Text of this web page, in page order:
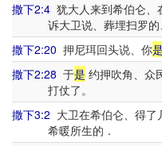
撒下2:4 犹大人来到希伯仑
诉大卫说、葬埋扫罗的、
撒下2:20 押尼珥回头说、你是
撒下2:28 于是 约押吹角、众
打仗了。
撒下3:2 大卫在希伯仑、得了
希暖所生的．